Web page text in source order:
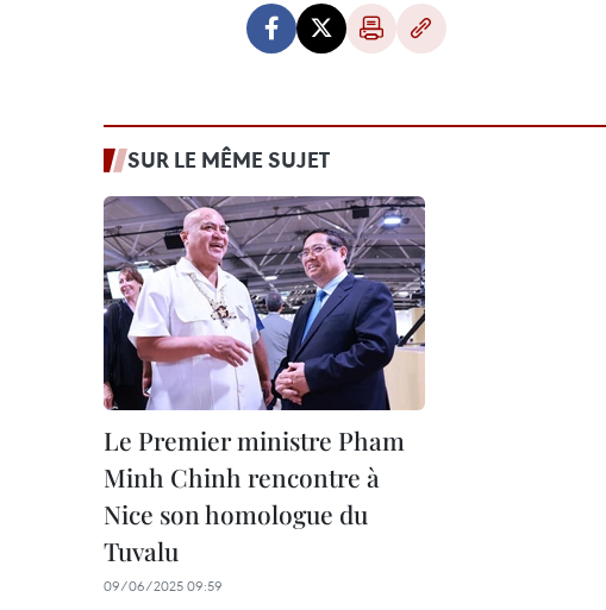
SUR LE MÊME SUJET
Le Premier ministre Pham
Minh Chinh rencontre à
Nice son homologue du
Tuvalu
09/06/2025 09:59